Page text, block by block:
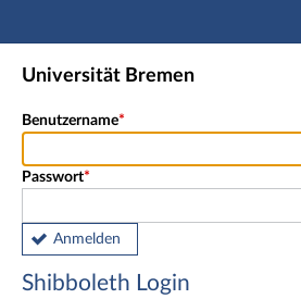
Hauptnavigation
Shibboleth Login
Universität Bremen
Benutzername
Passwort
Anmelden
Shibboleth Login